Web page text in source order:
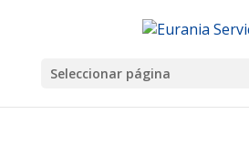
Seleccionar página